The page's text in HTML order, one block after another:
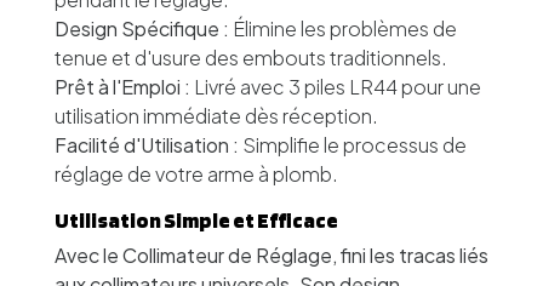
Design Spécifique : Élimine les problèmes de
tenue et d'usure des embouts traditionnels.
Prêt à l'Emploi : Livré avec 3 piles LR44 pour une
utilisation immédiate dès réception.
Facilité d'Utilisation : Simplifie le processus de
réglage de votre arme à plomb.
Utilisation Simple et Efficace
Avec le Collimateur de Réglage, fini les tracas liés